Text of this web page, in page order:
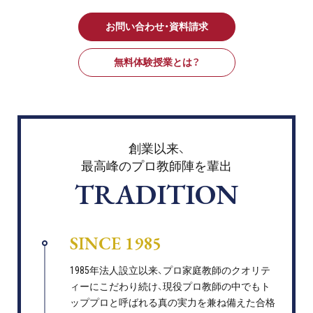
お問い合わせ・資料請求
無料体験授業とは？
創業以来、
最高峰のプロ教師陣を輩出
TRADITION
SINCE 1985
1985年法人設立以来、プロ家庭教師のクオリテ
ィーにこだわり続け、現役プロ教師の中でもト
ッププロと呼ばれる真の実力を兼ね備えた合格